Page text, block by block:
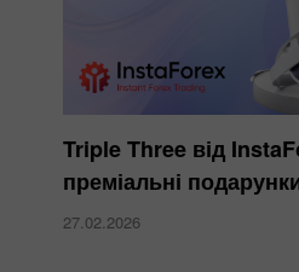
Triple Three від
преміальні
27.02.2026